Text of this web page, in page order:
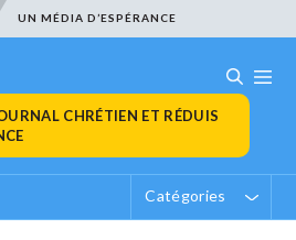
UN MÉDIA D’ESPÉRANCE
CHRÉTIEN ET RÉDUIS
Catégories